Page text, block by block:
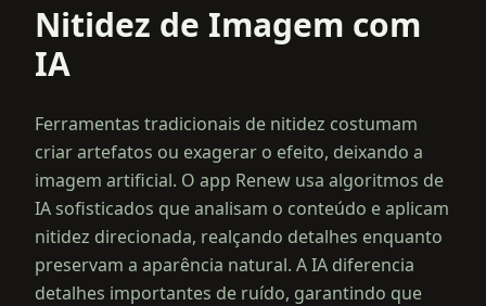
Nitidez de Imagem com
IA
Ferramentas tradicionais de nitidez costumam
criar artefatos ou exagerar o efeito, deixando a
imagem artificial. O app Renew usa algoritmos de
IA sofisticados que analisam o conteúdo e aplicam
nitidez direcionada, realçando detalhes enquanto
preservam a aparência natural. A IA diferencia
detalhes importantes de ruído, garantindo que